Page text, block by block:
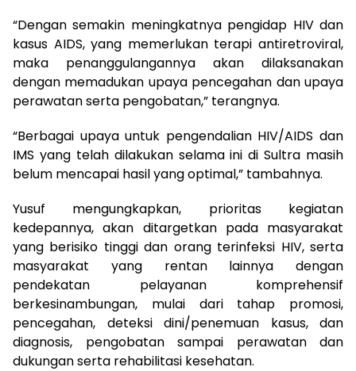
“Dengan semakin meningkatnya pengidap HIV dan
kasus AIDS, yang memerlukan terapi antiretroviral,
maka penanggulangannya akan dilaksanakan
dengan memadukan upaya pencegahan dan upaya
perawatan serta pengobatan,” terangnya.
“Berbagai upaya untuk pengendalian HIV/AIDS dan
IMS yang telah dilakukan selama ini di Sultra masih
belum mencapai hasil yang optimal,” tambahnya.
Yusuf mengungkapkan, prioritas kegiatan
kedepannya, akan ditargetkan pada masyarakat
yang berisiko tinggi dan orang terinfeksi HIV, serta
masyarakat yang rentan lainnya dengan
pendekatan pelayanan komprehensif
berkesinambungan, mulai dari tahap promosi,
pencegahan, deteksi dini/penemuan kasus, dan
diagnosis, pengobatan sampai perawatan dan
dukungan serta rehabilitasi kesehatan.